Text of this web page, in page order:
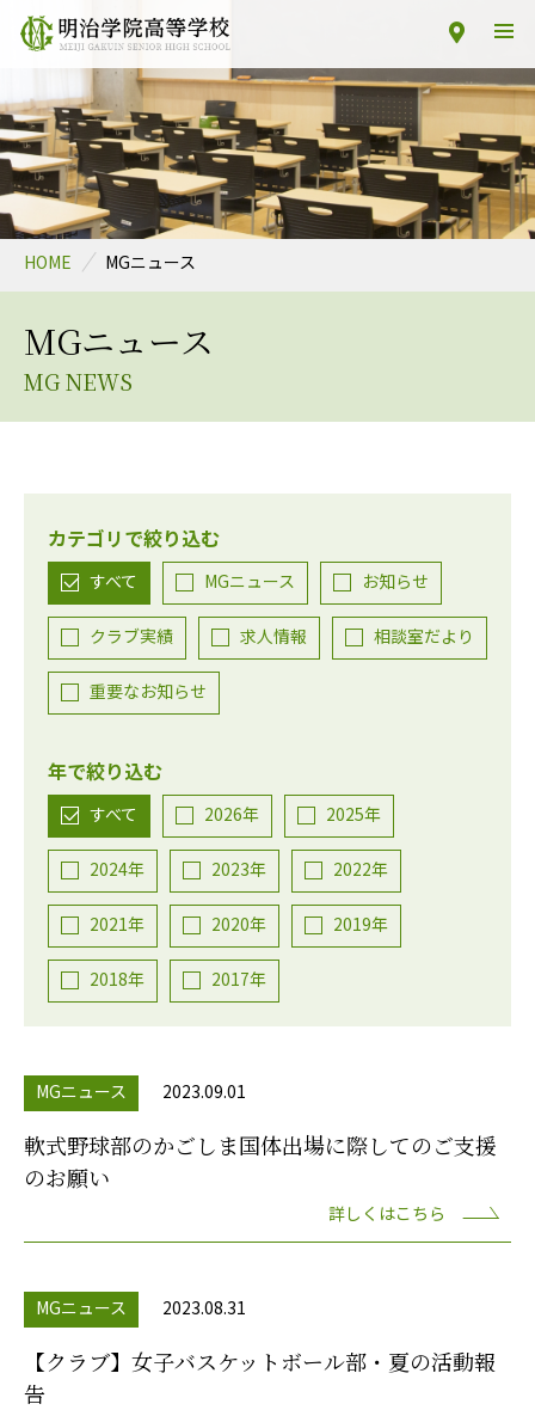
HOME MGニュース
MGニュース
MG NEWS
カテゴリで絞り込む
すべて MGニュース お知らせ
クラブ実績 求人情報 相談室だより
重要なお知らせ
年で絞り込む
すべて 2026年 2025年
2024年 2023年 2022年
2021年 2020年 2019年
2018年 2017年
MGニュース 2023.09.01
軟式野球部のかごしま国体出場に際してのご支援
のお願い
詳しくはこちら
MGニュース 2023.08.31
【クラブ】女子バスケットボール部・夏の活動報
告